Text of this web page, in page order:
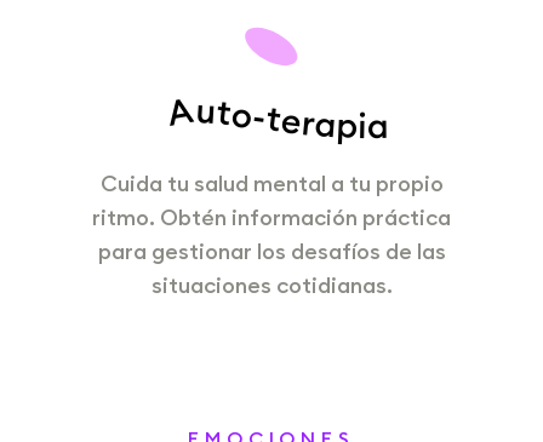
Auto-terapia
Cuida tu salud mental a tu propio
ritmo. Obtén información práctica
para gestionar los desafíos de las
situaciones cotidianas.